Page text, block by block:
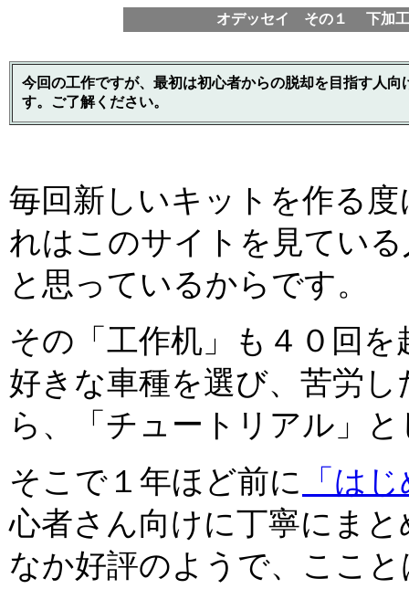
オデッセイ その１ 下加工
今回の工作ですが、最初は初心者からの脱却を目指す人
す。ご了解ください。
毎回新しいキットを作る
れはこのサイトを見てい
と思っているからです。
その「工作机」も４０回
好きな車種を選び、苦労
ら、「チュートリアル」
そこで１年ほど前に
「は
心者さん向けに丁寧にま
なか好評のようで、ここ